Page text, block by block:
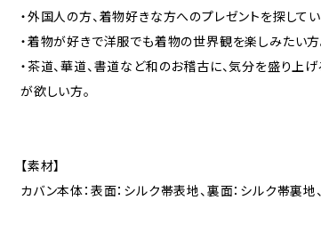
・外国人の方、着物好きな方へのプレゼントを探してい
・着物が好きで洋服でも着物の世界観を楽しみたい方
・茶道、華道、書道など和のお稽古に、気分を盛り上
が欲しい方。
【素材】
カバン本体：表面：シルク帯表地、裏面：シルク帯裏地